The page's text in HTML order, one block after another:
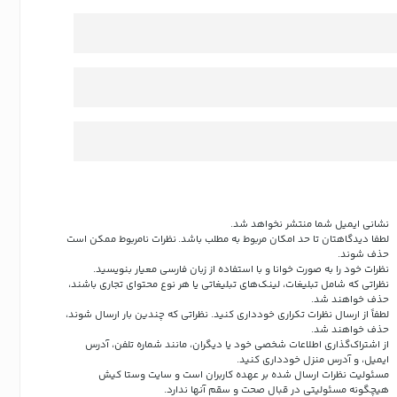
نشانی ایمیل شما منتشر نخواهد شد.
لطفا دیدگاهتان تا حد امکان مربوط به مطلب باشد. نظرات نامربوط ممکن است
حذف شوند.
نظرات خود را به صورت خوانا و با استفاده از زبان فارسی معیار بنویسید.
نظراتی که شامل تبلیغات، لینک‌های تبلیغاتی یا هر نوع محتوای تجاری باشند،
حذف خواهند شد.
لطفاً از ارسال نظرات تکراری خودداری کنید. نظراتی که چندین بار ارسال شوند،
حذف خواهند شد.
از اشتراک‌گذاری اطلاعات شخصی خود یا دیگران، مانند شماره تلفن، آدرس
ایمیل، و آدرس منزل خودداری کنید.
مسئولیت نظرات ارسال شده بر عهده کاربران است و سایت وستا کیش
هیچگونه مسئولیتی در قبال صحت و سقم آنها ندارد.